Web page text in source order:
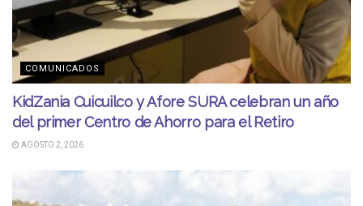
COMUNICADOS
KidZania Cuicuilco y Afore SURA celebran un año
del primer Centro de Ahorro para el Retiro
AGOSTO 2, 2026